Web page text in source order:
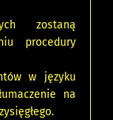
zostaną
procedury
w języku
na